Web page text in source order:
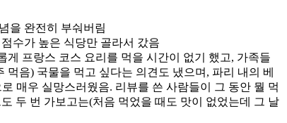
을 완전히 부숴버림
수가 높은 식당만 골라서 갔음
프랑스 코스 요리를 먹을 시간이 없기 했고, 가족들
음) 국물을 먹고 싶다는 의견도 냈으며, 파리 내의 베
매우 실망스러웠음. 리뷰를 쓴 사람들이 그 동안 뭘 먹
두 번 가보고는(처음 먹었을 때도 맛이 없었는데 그 날